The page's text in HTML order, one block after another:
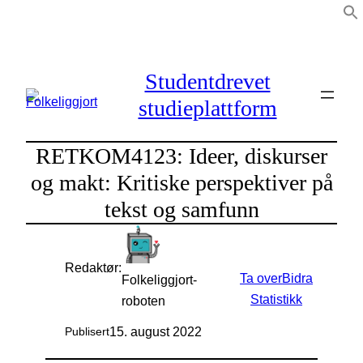
Studentdrevet
studieplattform
RETKOM4123: Ideer, diskurser
og makt: Kritiske perspektiver på
tekst og samfunn
Redaktør:
Folkeliggjort-
roboten
Publisert15. august 2022
Ta overBidra
Statistikk